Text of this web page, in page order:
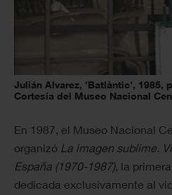
Julián Alvarez, 'Batlàntic', 1985,
Cortesía del Museo Nacional
En 1987, el Museo Nacional
organizó La imagen sublime.
España (1970-1987), la
dedicada exclusivamente al